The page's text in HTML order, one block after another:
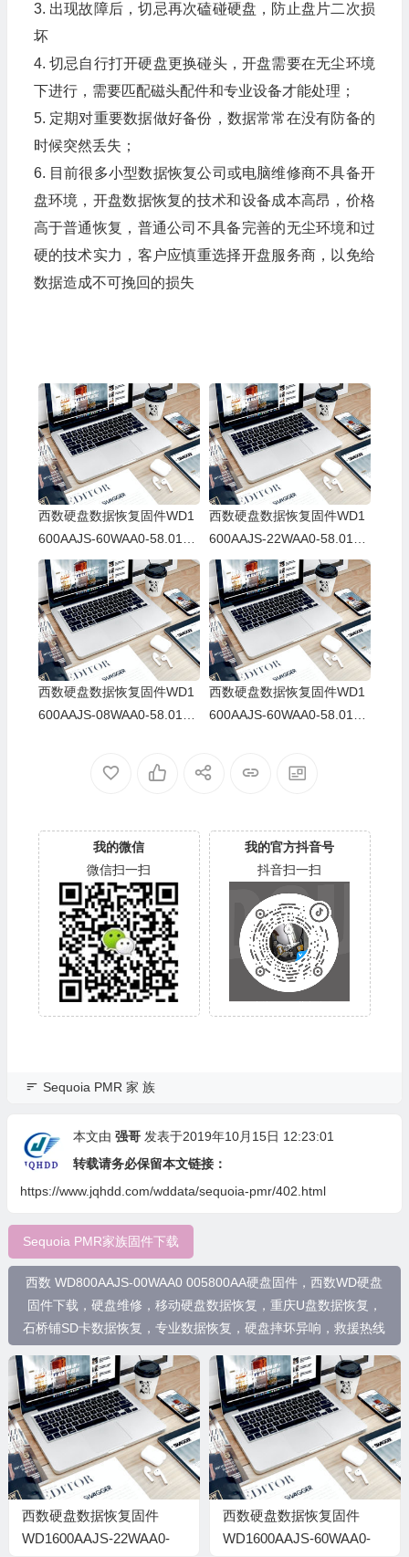
3. 出现故障后，切忌再次磕碰硬盘，防止盘片二次损
坏
4. 切忌自行打开硬盘更换碰头，开盘需要在无尘环境
下进行，需要匹配磁头配件和专业设备才能处理；
5. 定期对重要数据做好备份，数据常常在没有防备的
时候突然丢失；
6. 目前很多小型数据恢复公司或电脑维修商不具备开
盘环境，开盘数据恢复的技术和设备成本高昂，价格
高于普通恢复，普通公司不具备完善的无尘环境和过
硬的技术实力，客户应慎重选择开盘服务商，以免给
数据造成不可挽回的损失
西数硬盘数据恢复固件WD1
600AAJS-60WAA0-58.01D5
8-WD-WCAS21285288-005
800A6
西数硬盘数据恢复固件WD1
600AAJS-22WAA0-58.01D5
8-WD-WCAS21356591-005
800A6
西数硬盘数据恢复固件WD1
600AAJS-08WAA0-58.01D5
西数硬盘数据恢复固件WD1
600AAJS-60WAA0-58.01D5
我的微信
微信扫一扫
我的官方抖音号
抖音扫一扫
Sequoia PMR 家 族
本文由 强哥 发表于2019年10月15日 12:23:01
转载请务必保留本文链接：
https://www.jqhdd.com/wddata/sequoia-pmr/402.html
Sequoia PMR家族固件下载
西数 WD800AAJS-00WAA0 005800AA硬盘固件，西数WD硬盘
固件下载，硬盘维修，移动硬盘数据恢复，重庆U盘数据恢复，
石桥铺SD卡数据恢复，专业数据恢复，硬盘摔坏异响，救援热线
西数硬盘数据恢复固件
WD1600AAJS-22WAA0-
西数硬盘数据恢复固件
WD1600AAJS-60WAA0-